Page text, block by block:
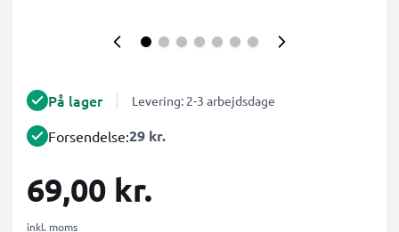
På lager Levering: 2-3 arbejdsdage
Forsendelse:29 kr.
69,00 kr.
inkl. moms